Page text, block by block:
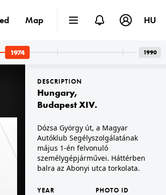
VII.,Budapest XIV.
tér), május 1-i felvonulás, háttérben a Dózsa György út épületei.
DESCRIPTION
Hungary,
Budapest XIV.
Dózsa György út, a Magyar
Autóklub Segélyszolgálatának
május 1-én felvonuló
személygépjárművei. Háttérben
balra az Abonyi utca torkolata.
YEAR PHOTO ID
Map HU
1990
1974